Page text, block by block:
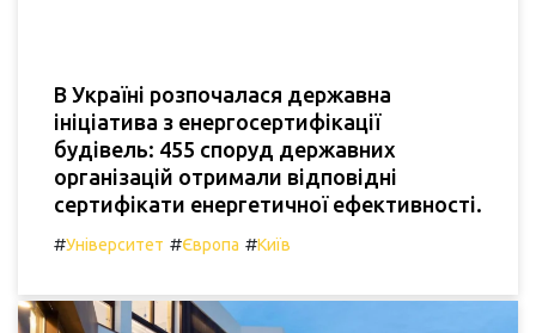
В Україні розпочалася державна
ініціатива з енергосертифікації
будівель: 455 споруд державних
організацій отримали відповідні
сертифікати енергетичної ефективності.
#Університет #Європа #Київ